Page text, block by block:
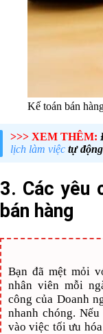
Kế toán bán
>>> XEM THÊM:
lịch làm việc tự
3. Các yêu
bán hàng
Bạn đã mệt mỏi
nhân viên mỗi
công của Doanh
nhanh chóng.
vào việc tối ưu